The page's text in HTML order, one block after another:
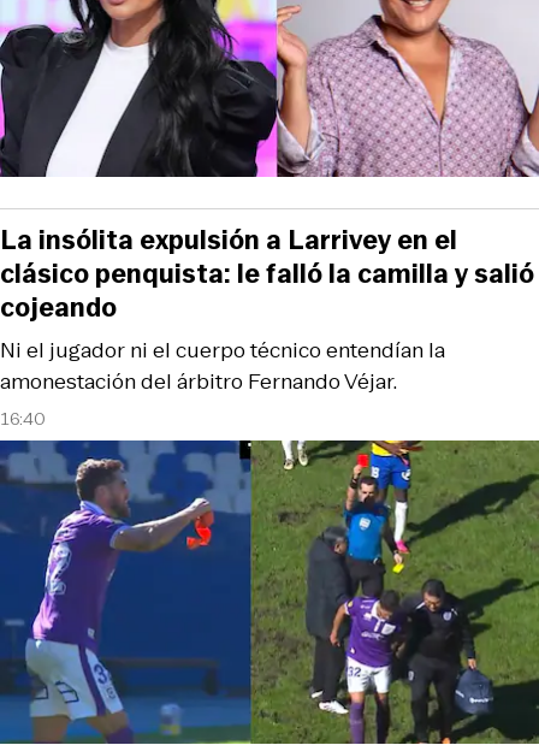
16:40
Ni el jugador ni el cuerpo técnico entendían la
amonestación del árbitro Fernando Véjar.
La insólita expulsión a Larrivey en el
clásico penquista: le falló la camilla y salió
cojeando